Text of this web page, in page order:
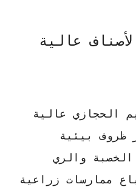
عالية
الحجازي عالية
ظروف بيئية
والري
ممارسات زراعية